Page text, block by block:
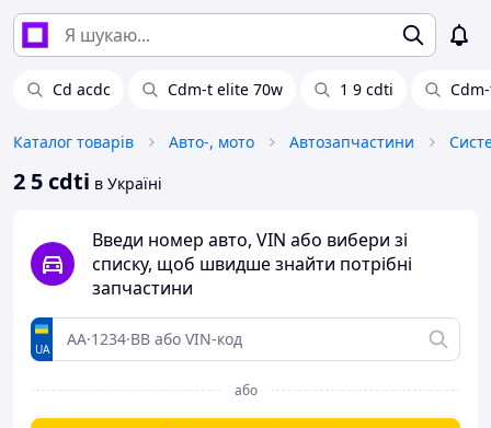
Cd acdc Cdm-t elite 70w 1 9 cdti
Каталог товарів Авто-, мото Автозапчастини
2 5 cdti в Україні
Введи номер авто, VIN або вибери зі
списку, щоб швидше знайти потрібні
запчастини
UA
або